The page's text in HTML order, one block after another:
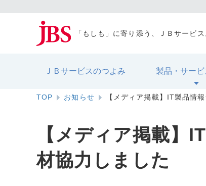
「もしも」に寄り添う、ＪＢサービス
ＪＢサービスのつよみ 製品・サー
TOP お知らせ 【メディア掲載】IT製品情
【メディア掲載】
材協力しました